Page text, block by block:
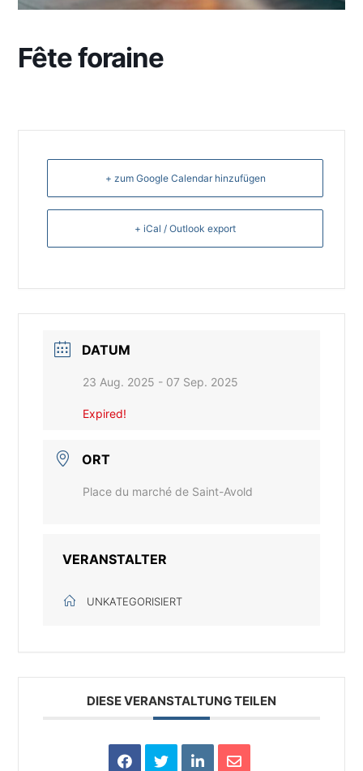
Fête foraine
+ zum Google Calendar hinzufügen
+ iCal / Outlook export
DATUM
23 Aug. 2025 - 07 Sep. 2025
Expired!
ORT
Place du marché de Saint-Avold
VERANSTALTER
UNKATEGORISIERT
DIESE VERANSTALTUNG TEILEN